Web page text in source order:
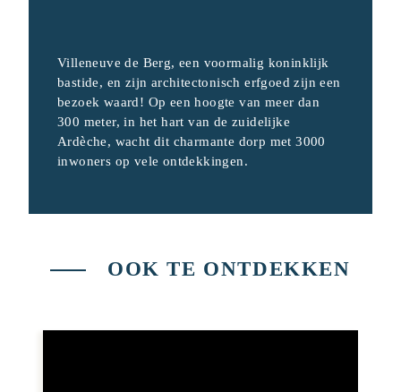
Villeneuve de Berg, een voormalig koninklijk
bastide, en zijn architectonisch erfgoed zijn een
bezoek waard! Op een hoogte van meer dan
300 meter, in het hart van de zuidelijke
Ardèche, wacht dit charmante dorp met 3000
inwoners op vele ontdekkingen.
OOK TE ONTDEKKEN